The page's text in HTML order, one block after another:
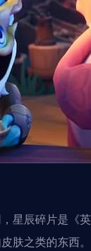
星辰碎片是《
肤之类的东西